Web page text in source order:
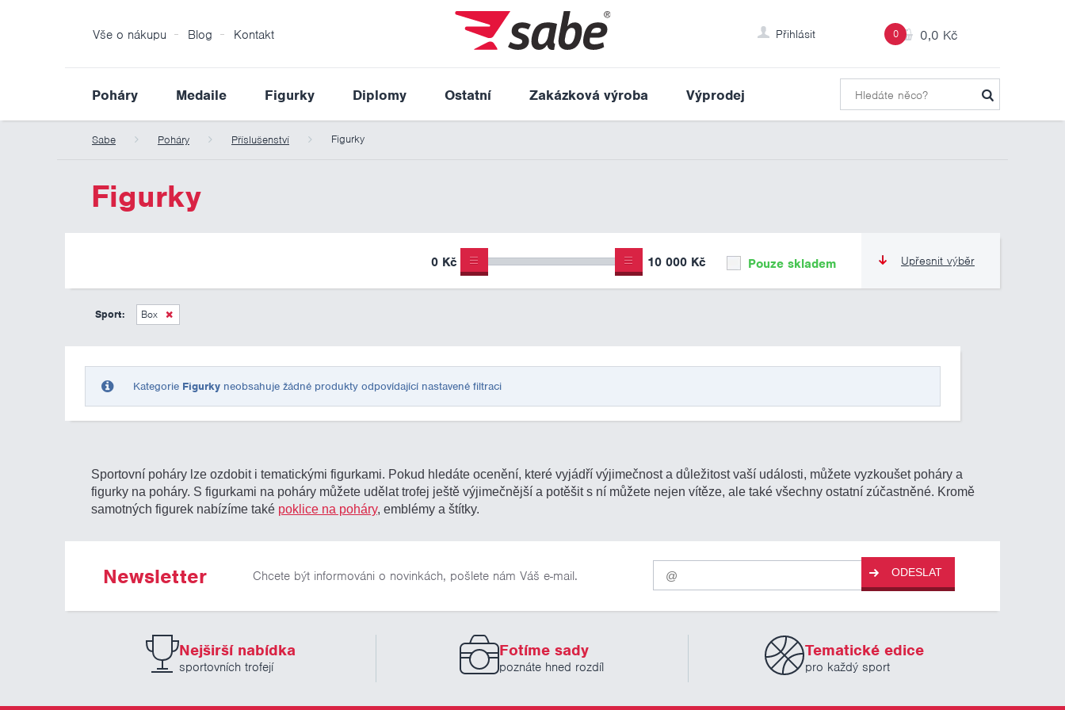
0 0,0 Kč
Přihlásit
Vše o nákupu Blog Kontakt
Poháry Medaile Figurky Diplomy Ostatní Zakázková výroba Výprodej
Sabe Poháry Příslušenství Figurky
Figurky
Upřesnit výběr
Pouze skladem
0 Kč 10 000 Kč
Sport: Box
Kategorie Figurkyneobsahuje žádné produkty odpovídající nastavené filtraci
Sportovní poháry lze ozdobit i tematickými figurkami. Pokud hledáte ocenění, které vyjádří výjimečnost a důležitost vaší události, můžete vyzkoušet poháry a
figurky na poháry. S figurkami na poháry můžete udělat trofej ještě výjimečnější a potěšit s ní můžete nejen vítěze, ale také všechny ostatní zúčastněné. Kromě
samotných figurek nabízíme také poklice na poháry, emblémy a štítky.
Newsletter Chcete být informováni o novinkách, pošlete nám Váš e-mail.
Pro
odběr
našich
novinek
ODESLAT
Nejširší nabídka
sportovních trofejí
Fotíme sady
poznáte hned rozdíl
Tematické edice
pro každý sport